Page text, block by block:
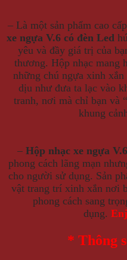
– Là một sản phẩm cao
xe ngựa V.6 có đèn Led
yêu và đầy giá trị của
thương. Hộp nhạc mang
những chú ngựa xinh
dịu như đưa ta lạc vào
tranh, nơi mà chỉ bạn và
khung
– Hộp nhạc xe ngựa V.6
phong cách lãng mạn
cho người sử dụng. Sản
vật trang trí xinh xắn nơi
phong cách sang
dụng.
* Thông